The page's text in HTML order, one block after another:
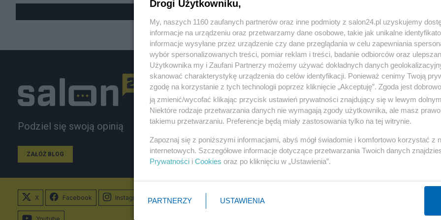
Podziel się swoją opinią
ZAŁÓŻ BLOG
Polityka
NATO
KO
Imigranci
PiS
Gospodarka
Centralny Port Komunikacyjny
Inwestycje
Podatki
Energetyka
X Facebook Instagram
Youtube
Drogi Użytkowniku,
My, naszych 1160 zaufanych partnerów oraz inne podmioty z salon24.pl uzyskujemy
informacje na urządzeniu oraz przetwarzamy dane osobowe, takie jak unikalne
informacje wysyłane przez urządzenie czy dane przeglądania w celu zapewniania
wybór spersonalizowanych treści, pomiar reklam i treści, badanie odbiorców oraz
Użytkownika my i Zaufani Partnerzy możemy używać dokładnych danych
skanować charakterystykę urządzenia do celów identyfikacji. Ponieważ cenimy Twoją
zgodę na korzystanie z tych technologii poprzez kliknięcie „Akceptuję”. Zgoda jest
ją zmienić/wycofać klikając przycisk ustawień prywatności znajdujący się w lewym
Niektóre rodzaje przetwarzania danych nie wymagają zgody użytkownika, ale masz
takiemu przetwarzaniu. Preferencje będą miały zastosowania tylko na tej witrynie.
Zapoznaj się z poniższymi informacjami, abyś mógł świadomie i komfortowo korzystać z
internetowych. Szczegółowe informacje dotyczące przetwarzania Twoich danych
Prywatności i Cookies oraz po kliknięciu w „Ustawienia”.
PARTNERZY USTAWIENIA